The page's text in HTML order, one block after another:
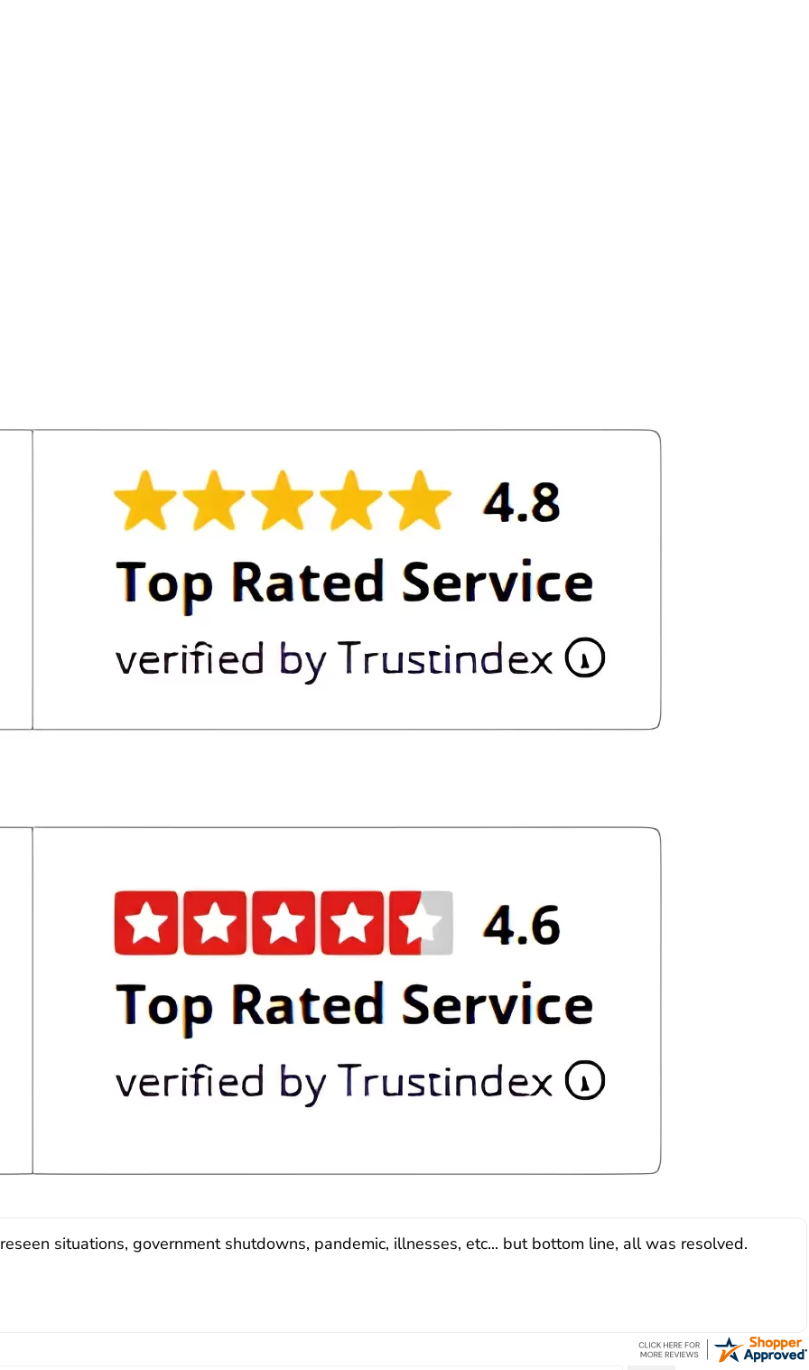
situations, government shutdowns, pandemic, illnesses, etc... but bottom line, all was resolved.